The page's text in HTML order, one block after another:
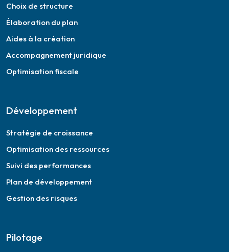
Choix de structure
Élaboration du plan
Aides à la création
Accompagnement juridique
Optimisation fiscale
Développement
Stratégie de croissance
Optimisation des ressources
Suivi des performances
Plan de développement
Gestion des risques
Pilotage